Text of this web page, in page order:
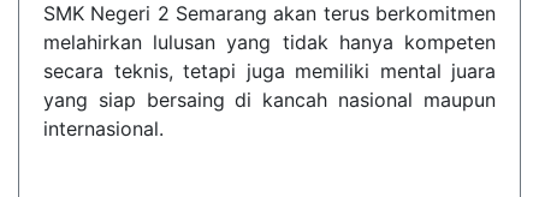
SMK Negeri 2 Semarang akan terus berkomitmen
melahirkan lulusan yang tidak hanya kompeten
secara teknis, tetapi juga memiliki mental juara
yang siap bersaing di kancah nasional maupun
internasional.